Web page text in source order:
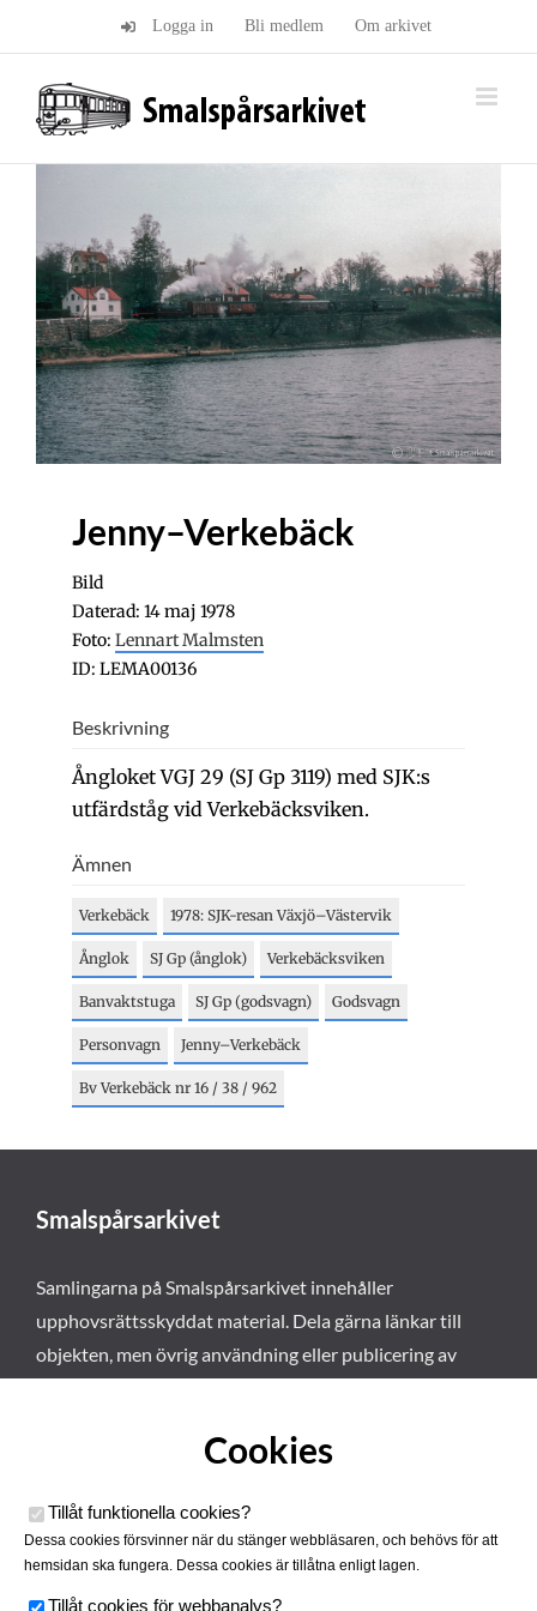
Logga in Bli medlem Om arkivet
Jenny–Verkebäck
Bild
Daterad: 14 maj 1978
Foto: Lennart Malmsten
ID: LEMA00136
Beskrivning
Ångloket VGJ 29 (SJ Gp 3119) med SJK:s
utfärdståg vid Verkebäcksviken.
Ämnen
Verkebäck 1978: SJK-resan Växjö–Västervik
Ånglok SJ Gp (ånglok) Verkebäcksviken
Banvaktstuga SJ Gp (godsvagn) Godsvagn
Personvagn Jenny–Verkebäck
Bv Verkebäck nr 16 / 38 / 962
Smalspårsarkivet
Samlingarna på Smalspårsarkivet innehåller
upphovsrättsskyddat material. Dela gärna länkar till
objekten, men övrig användning eller publicering av
Cookies
Tillåt funktionella cookies?
Dessa cookies försvinner när du stänger webbläsaren, och behövs för att
hemsidan ska fungera. Dessa cookies är tillåtna enligt lagen.
Tillåt cookies för webbanalys?